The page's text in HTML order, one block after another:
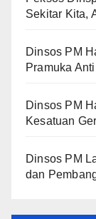
Sekitar Kita,
Dinsos PM
Pramuka
Dinsos PM
Kesatuan
Dinsos PM
dan